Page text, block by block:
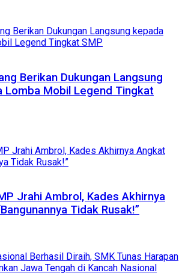
Berikan Dukungan Langsung
Lomba Mobil Legend Tingkat
Jrahi Ambrol, Kades Akhirnya
Tidak Rusak!”